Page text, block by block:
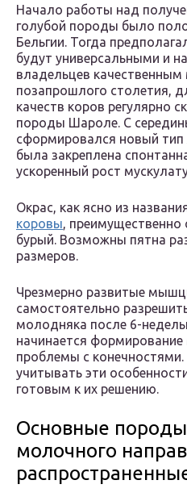
Начало работы над
голубой породы было
Бельгии. Тогда
будут универсальными и
владельцев
позапрошлого столетия,
качеств коров регулярно
породы Шароле. С
сформировался новый
была закреплена
ускоренный рост
Окрас, как ясно из
коровы, преимущественно
бурый. Возможны пятна
размеров.
Чрезмерно развитые
самостоятельно
молодняка после 6-
начинается
проблемы с
учитывать эти
готовым к их решению.
Основные
молочного